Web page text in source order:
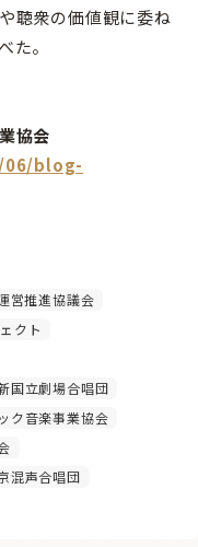
聴衆の価値観に委ね
た。
協会
blog-
営推進協議会
クト
国立劇場合唱団
ク音楽事業協会
混声合唱団